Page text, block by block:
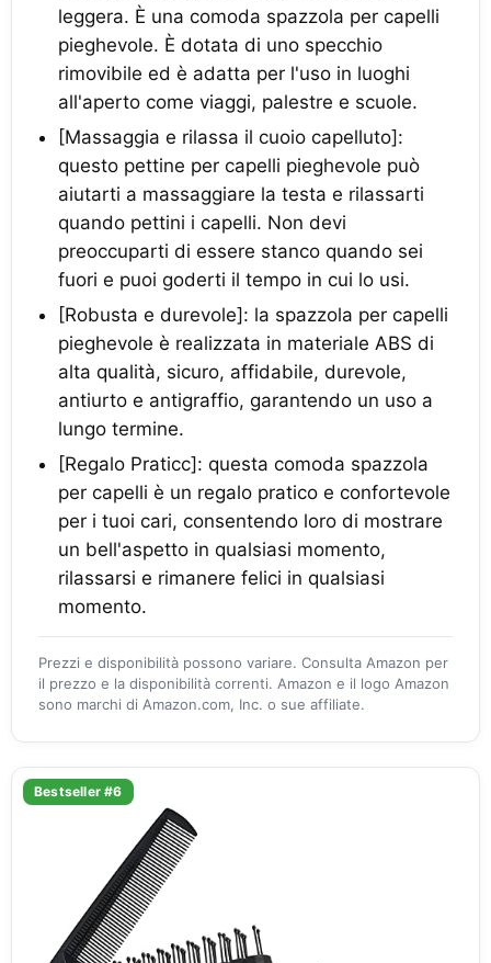
leggera. È una comoda spazzola per capelli
pieghevole. È dotata di uno specchio
rimovibile ed è adatta per l'uso in luoghi
all'aperto come viaggi, palestre e scuole.
[Massaggia e rilassa il cuoio capelluto]:
questo pettine per capelli pieghevole può
aiutarti a massaggiare la testa e rilassarti
quando pettini i capelli. Non devi
preoccuparti di essere stanco quando sei
fuori e puoi goderti il tempo in cui lo usi.
[Robusta e durevole]: la spazzola per capelli
pieghevole è realizzata in materiale ABS di
alta qualità, sicuro, affidabile, durevole,
antiurto e antigraffio, garantendo un uso a
lungo termine.
[Regalo Praticc]: questa comoda spazzola
per capelli è un regalo pratico e confortevole
per i tuoi cari, consentendo loro di mostrare
un bell'aspetto in qualsiasi momento,
rilassarsi e rimanere felici in qualsiasi
momento.
Prezzi e disponibilità possono variare. Consulta Amazon per
il prezzo e la disponibilità correnti. Amazon e il logo Amazon
sono marchi di Amazon.com, Inc. o sue affiliate.
Bestseller #6